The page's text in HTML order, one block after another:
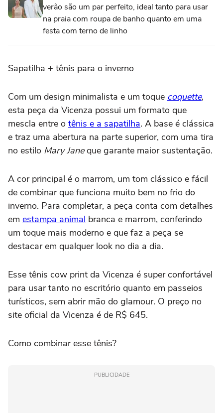
verão são um par perfeito, ideal tanto para usar
na praia com roupa de banho quanto em uma
festa com terno de linho
Sapatilha + tênis para o inverno
Com um design minimalista e um toque coquette,
esta peça da Vicenza possui um formato que
mescla entre o tênis e a sapatilha. A base é clássica
e traz uma abertura na parte superior, com uma tira
no estilo Mary Janeque garante maior sustentação.
A cor principal é o marrom, um tom clássico e fácil
de combinar que funciona muito bem no frio do
inverno. Para completar, a peça conta com detalhes
em estampa animal branca e marrom, conferindo
um toque mais moderno e que faz a peça se
destacar em qualquer look no dia a dia.
Esse tênis cow print da Vicenza é super confortável
para usar tanto no escritório quanto em passeios
turísticos, sem abrir mão do glamour. O preço no
site oficial da Vicenza é de R$ 645.
Como combinar esse tênis?
PUBLICIDADE